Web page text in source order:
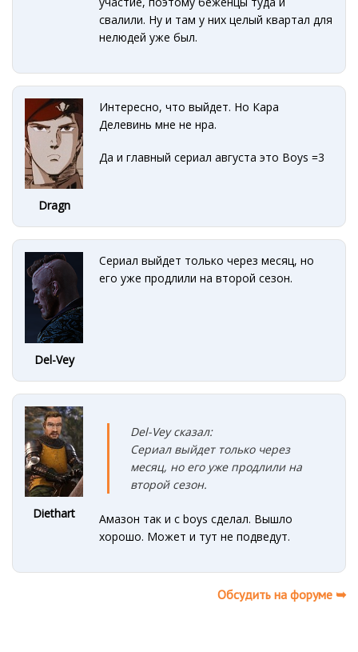
свалили. Ну и там у них целый квартал для
нелюдей уже был.
Dragn
Интересно, что выйдет. Но Кара
Делевинь мне не нра.
Да и главный сериал августа это Boys =3
Del-Vey
Сериал выйдет только через месяц, но
его уже продлили на второй сезон.
Diethart
Del-Vey сказал:
Сериал выйдет только через
месяц, но его уже продлили на
второй сезон.
Амазон так и с boys сделал. Вышло
хорошо. Может и тут не подведут.
Обсудить на форуме ➥